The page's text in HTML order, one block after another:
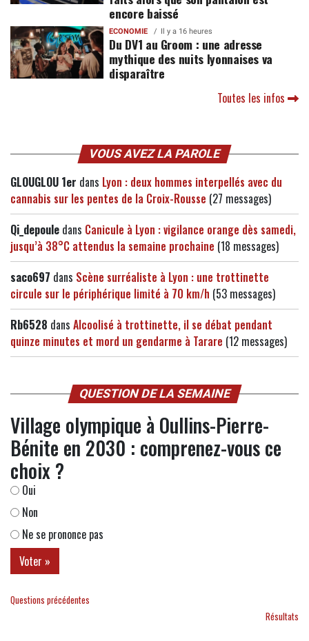
encore baissé
ECONOMIE Il y a 16 heures
Du DV1 au Groom : une adresse
mythique des nuits lyonnaises va
disparaître
Toutes les infos
VOUS AVEZ LA PAROLE
GLOUGLOU 1er dans Lyon : deux hommes interpellés avec du
cannabis sur les pentes de la Croix-Rousse (27 messages)
Qi_depoule dans Canicule à Lyon : vigilance orange dès samedi,
jusqu’à 38°C attendus la semaine prochaine (18 messages)
saco697 dans Scène surréaliste à Lyon : une trottinette
circule sur le périphérique limité à 70 km/h (53 messages)
Rb6528 dans Alcoolisé à trottinette, il se débat pendant
quinze minutes et mord un gendarme à Tarare (12 messages)
QUESTION DE LA SEMAINE
Village olympique à Oullins-Pierre-
Bénite en 2030 : comprenez-vous ce
choix ?
Oui
Non
Ne se prononce pas
Questions précédentes
Résultats